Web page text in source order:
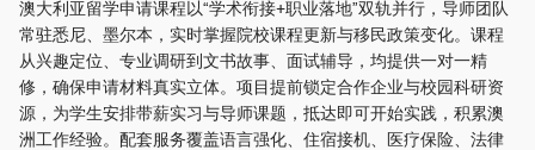
澳大利亚留学申请课程以“学术衔接+职业落地”双轨并行，导师团队
常驻悉尼、墨尔本，实时掌握院校课程更新与移民政策变化。课程
从兴趣定位、专业调研到文书故事、面试辅导，均提供一对一精
修，确保申请材料真实立体。项目提前锁定合作企业与校园科研资
源，为学生安排带薪实习与导师课题，抵达即可开始实践，积累澳
洲工作经验。配套服务覆盖语言强化、住宿接机、医疗保险、法律